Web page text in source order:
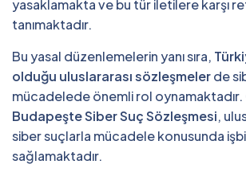
yasaklamakta ve bu tür iletilere karşı
tanımaktadır.
Bu yasal düzenlemelerin yanı sıra,
olduğu uluslararası sözleşmelerde
mücadelede önemli rol
Budapeşte Siber Suç Sözleşmesi,
siber suçlarla mücadele konusunda
sağlamaktadır.